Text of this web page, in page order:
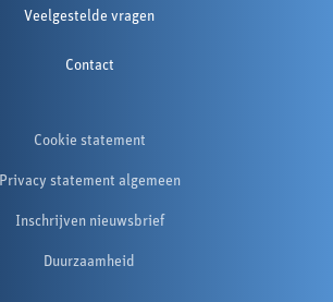
Veelgestelde vragen
Contact
Cookie statement
Privacy statement algemeen
Inschrijven nieuwsbrief
Duurzaamheid